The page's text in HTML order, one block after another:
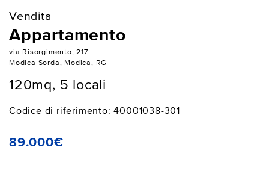
Vendita
Appartamento
via Risorgimento, 217
Modica Sorda, Modica, RG
120mq, 5 locali
Codice di riferimento: 40001038-301
89.000€